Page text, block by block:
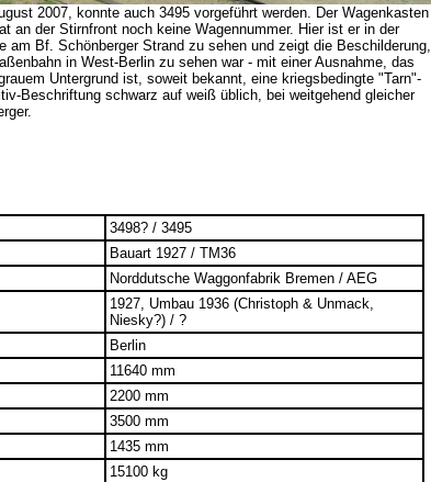
2007, konnte auch 3495 vorgeführt werden. Der Wagenkasten
an der Stirnfront noch keine Wagennummer. Hier ist er in der
am Bf. Schönberger Strand zu sehen und zeigt die Beschilderung,
in West-Berlin zu sehen war - mit einer Ausnahme, das
Untergrund ist, soweit bekannt, eine kriegsbedingte "Tarn"-
Beschriftung schwarz auf weiß üblich, bei weitgehend gleicher
3498? / 3495
Bauart 1927 / TM36
Norddutsche Waggonfabrik Bremen / AEG
1927, Umbau 1936 (Christoph & Unmack,
Niesky?) / ?
Berlin
11640 mm
2200 mm
3500 mm
1435 mm
15100 kg